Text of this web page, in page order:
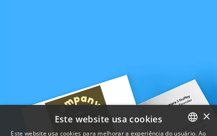
×
Este website usa cookies
Este website usa cookies para melhorar a experiência do usuário. Ao